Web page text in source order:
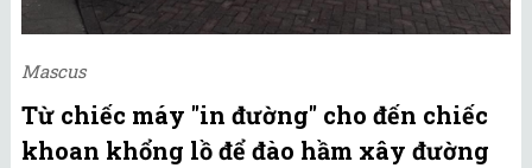
Mascus
Từ chiếc máy "in đường" cho đến chiếc
khoan khổng lồ để đào hầm xây đường